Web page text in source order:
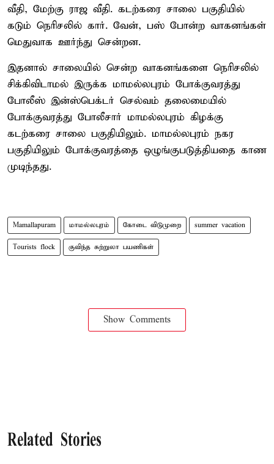
வீதி, மேற்கு ராஜ வீதி. கடற்கரை சாலை பகுதியில்
கடும் நெரிசலில் கார். வேன், பஸ் போன்ற வாகனங்கள்
மெதுவாக ஊர்ந்து சென்றன.
இதனால் சாலையில் சென்ற வாகனங்களை நெரிசலில்
சிக்கிவிடாமல் இருக்க மாமல்லபுரம் போக்குவரத்து
போலீஸ் இன்ஸ்பெக்டர் செல்வம் தலைமையில்
போக்குவரத்து போலீசார் மாமல்லபுரம் கிழக்கு
கடற்கரை சாலை பகுதியிலும். மாமல்லபுரம் நகர
பகுதியிலும் போக்குவரத்தை ஒழுங்குபடுத்தியதை காண
முடிந்தது.
Mamallapuram மாமல்லபுரம் கோடை விடுமுறை summer vacation
Tourists flock குவிந்த சுற்றுலா பயணிகள்
Show Comments
Related Stories